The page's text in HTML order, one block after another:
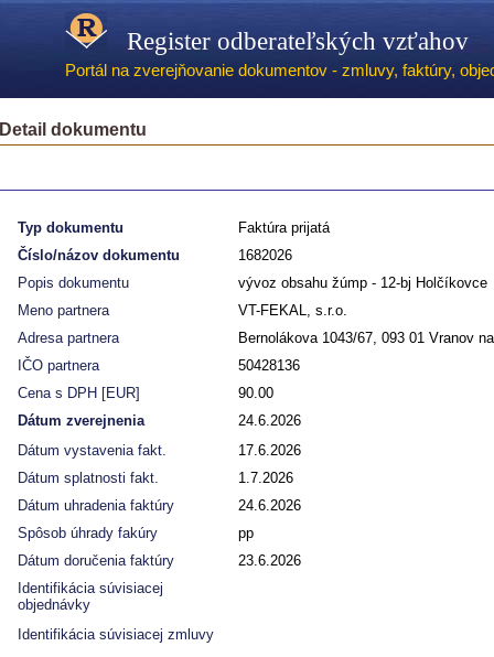
Register odberateľských vzťahov
Portál na zverejňovanie dokumentov - zmluvy, faktúry,
Detail dokumentu
Typ dokumentu
Faktúra prijatá
Číslo/názov dokumentu
1682026
Popis dokumentu
vývoz obsahu žúmp - 12-bj Holčíkovce
Meno partnera
VT-FEKAL, s.r.o.
Adresa partnera
Bernolákova 1043/67, 093 01 Vranov
IČO partnera
50428136
Cena s DPH [EUR]
90.00
Dátum zverejnenia
24.6.2026
Dátum vystavenia fakt.
17.6.2026
Dátum splatnosti fakt.
1.7.2026
Dátum uhradenia faktúry
24.6.2026
Spôsob úhrady fakúry
pp
Dátum doručenia faktúry
23.6.2026
Identifikácia súvisiacej
objednávky
Identifikácia súvisiacej zmluvy